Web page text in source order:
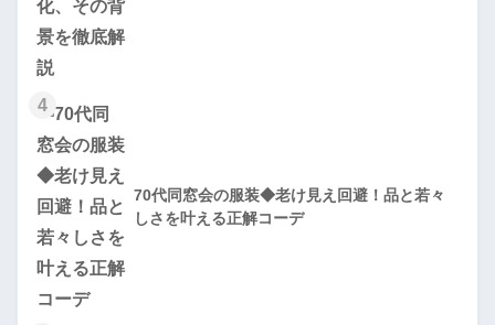
4
70代同窓会の服装◆老け見え回避！品と若々
しさを叶える正解コーデ